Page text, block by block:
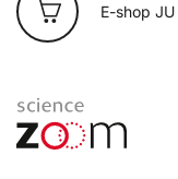
E-shop JU